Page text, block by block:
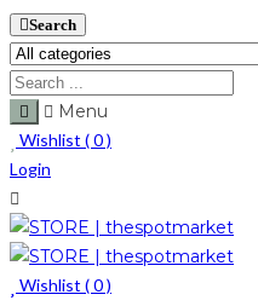
Search
Menu
Wishlist (0)
Login
Wishlist (0)